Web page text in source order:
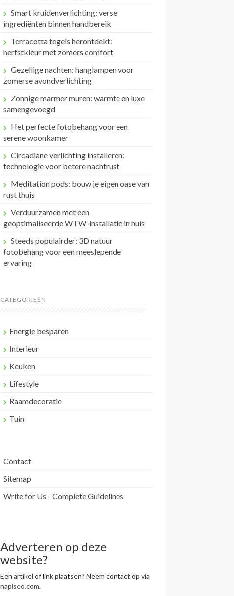
Smart kruidenverlichting: verse
ingrediënten binnen handbereik
Terracotta tegels herontdekt:
herfstkleur met zomers comfort
Gezellige nachten: hanglampen voor
zomerse avondverlichting
Zonnige marmer muren: warmte en luxe
samengevoegd
Het perfecte fotobehang voor een
serene woonkamer
Circadiane verlichting installeren:
technologie voor betere nachtrust
Meditation pods: bouw je eigen oase van
rust thuis
Verduurzamen met een
geoptimaliseerde WTW-installatie in huis
Steeds populairder: 3D natuur
fotobehang voor een meeslepende
ervaring
CATEGORIEËN
Energie besparen
Interieur
Keuken
Lifestyle
Raamdecoratie
Tuin
Contact
Sitemap
Write for Us - Complete Guidelines
Adverteren op deze
website?
Een artikel of link plaatsen? Neem contact op via
napiseo.com.